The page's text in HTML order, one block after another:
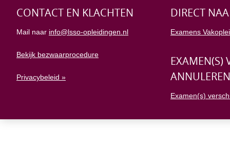
CONTACT EN KLACHTEN
Mail naar info@lsso-opleidingen.nl
Bekijk bezwaarprocedure
Privacybeleid »
DIRECT
Examens
EXAMEN(S)
ANNULEREN
Examen(s)